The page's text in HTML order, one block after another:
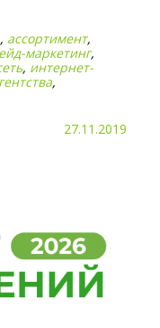
, ассортимент,
маркетинг,
, интернет-
,
27.11.2019